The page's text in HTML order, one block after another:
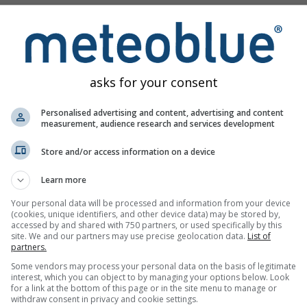
delle onde è il vento. Il vento genera un
particelle continuano poi a spingersi l'una contro l'altra.
le onde
le onde assumono velocità differenti. Se onde più veloci
le cosiddette onde anomale.
entità incontra un fondale in forte risalita, può accadere che
i venti offshore e onshore
. Questi indicano la rispettiva
verso la terra, mentre per vento offshore si intende il
che si infrangono sulla costa, mentre i venti offshore
le situazioni in cui venti onshore intensi soffiano
lunghe onde di swell garantiranno un po’ di divertimento
essere consultate sulla nostramappa dei venti.
asks for your consent
Personalised advertising and content, advertising and content
measurement, audience research and services development
Store and/or access information on a device
Learn more
Your personal data will be processed and information from your device
(cookies, unique identifiers, and other device data) may be stored by,
accessed by and shared with 750 partners, or used specifically by this
site. We and our partners may use precise geolocation data. List of
partners.
Some vendors may process your personal data on the basis of legitimate
interest, which you can object to by managing your options below. Look
for a link at the bottom of this page or in the site menu to manage or
withdraw consent in privacy and cookie settings.